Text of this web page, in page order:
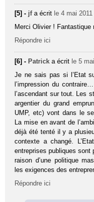
[5] - jf a écrit le 4 mai 2011
Merci Olivier ! Fantastique
Répondre ici
[6] - Patrick a écrit le 5
Je ne sais pas si l’Etat
l’impression du
l’ascendant sur tout. Les
argentier du grand
UMP, etc) vont dans le
La mise en avant de
déjà été tenté il y a
contexte a changé.
entreprises publiques sont
raison d’une politique
les exigences des
Répondre ici